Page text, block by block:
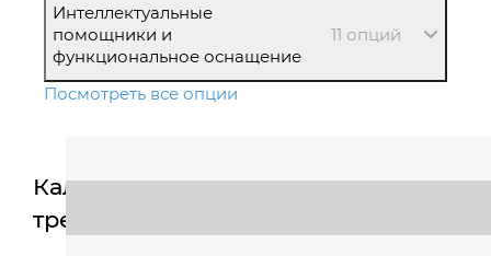
Интеллектуальные
помощники и
функциональное оснащение
11 опций
Посмотреть все опции
Калькулятор
трейд-ин